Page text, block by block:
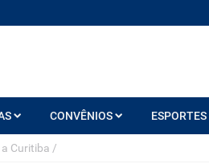
CONVÊNIOS ESPORTES
Curitiba /